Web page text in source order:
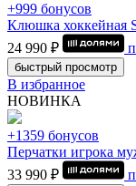
+999 бонусов
Клюшка хоккейная
24 990 ₽
быстрый просмотр
В избранное
НОВИНКА
+1359 бонусов
Перчатки игрока
33 990 ₽